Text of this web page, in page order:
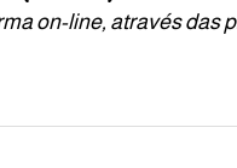
on-line, através das